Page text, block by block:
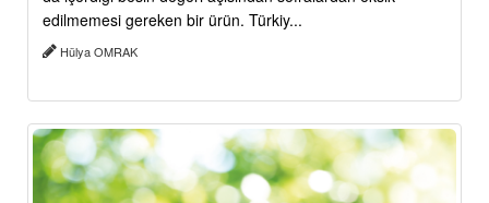
edilmemesi gereken bir ürün. Türkiy...
Hülya OMRAK